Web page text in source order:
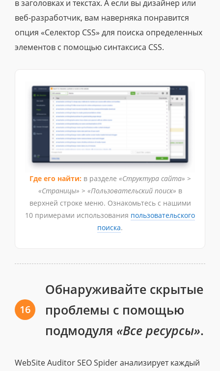
в заголовках и текстах. А если вы дизайнер или
веб-разработчик, вам наверняка понравится
опция «Селектор CSS» для поиска определенных
элементов с помощью синтаксиса CSS.
Где его найти:в разделе «Структура сайта» >
«Страницы» > «Пользовательский поиск» в
верхней строке меню. Ознакомьтесь с нашими
10 примерами использования пользовательского
поиска.
16
Обнаруживайте скрытые
проблемы с помощью
подмодуля «Все ресурсы».
WebSite Auditor SEO Spider анализирует каждый